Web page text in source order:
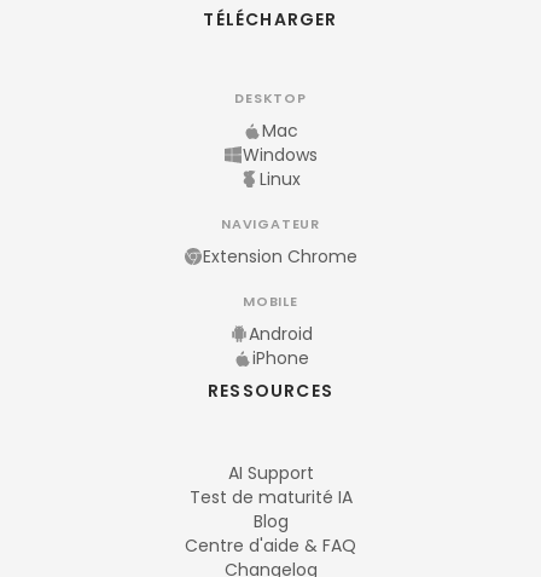
TÉLÉCHARGER
DESKTOP
Mac
Windows
Linux
NAVIGATEUR
Extension Chrome
MOBILE
Android
iPhone
RESSOURCES
AI Support
Test de maturité IA
Blog
Centre d'aide & FAQ
Changelog